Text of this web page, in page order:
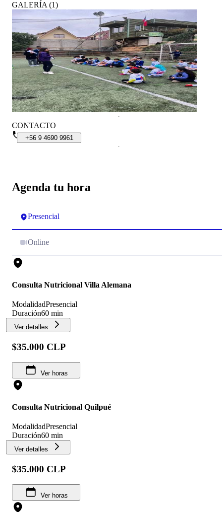
Agenda tu hora
Presencial
Online
Consulta Nutricional Villa Alemana
ModalidadPresencial
Duración60 min
Ver detalles
$35.000 CLP
Ver horas
Consulta Nutricional Quilpué
ModalidadPresencial
Duración60 min
Ver detalles
$35.000 CLP
Ver horas
GALERÍA (1)
CONTACTO
+56 9 4690 9961